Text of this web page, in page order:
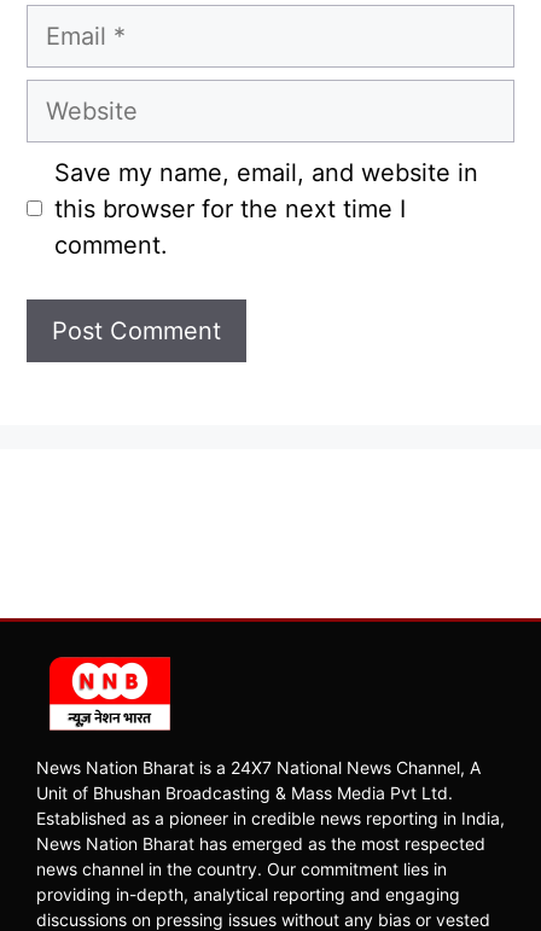
Email
Website
Save my name, email, and website in
this browser for the next time I
comment.
News Nation Bharat is a 24X7 National News Channel, A
Unit of Bhushan Broadcasting & Mass Media Pvt Ltd.
Established as a pioneer in credible news reporting in India,
News Nation Bharat has emerged as the most respected
news channel in the country. Our commitment lies in
providing in-depth, analytical reporting and engaging
discussions on pressing issues without any bias or vested